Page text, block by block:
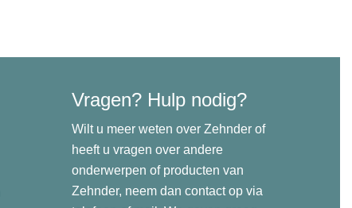
Vragen? Hulp nodig?
Wilt u meer weten over Zehnder of
heeft u vragen over andere
onderwerpen of producten van
Zehnder, neem dan contact op via